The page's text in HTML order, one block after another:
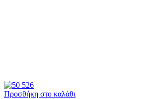
Προσθήκη στο καλάθι